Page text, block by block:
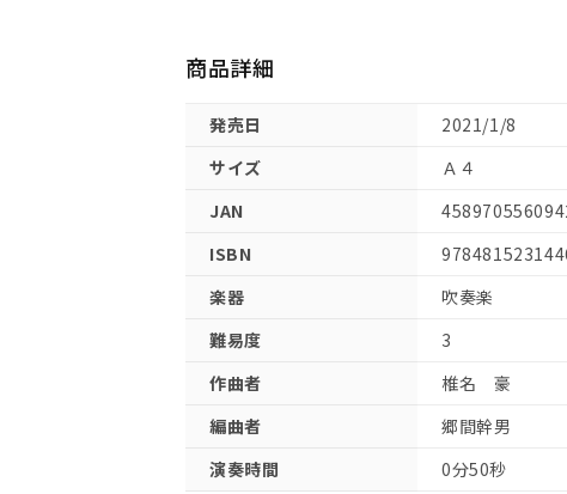
商品詳細
発売日
2021/1/8
サイズ
Ａ４
JAN
ISBN
楽器
吹奏楽
難易度
3
作曲者
椎名 豪
編曲者
郷間幹男
演奏時間
0分50秒